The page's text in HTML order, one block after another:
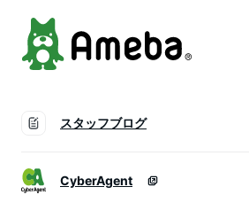
スタッフブログ
CyberAgent